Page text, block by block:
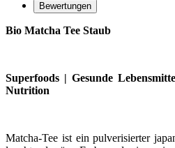
Bewertungen
Bio Matcha Tee Staub
Superfoods | Gesunde
Nutrition
Matcha-Tee ist ein pulverisierter